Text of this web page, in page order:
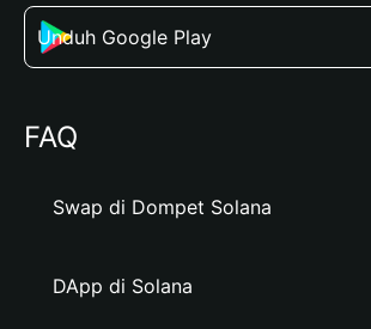
Unduh Google Play
FAQ
Swap di Dompet Solana
DApp di Solana